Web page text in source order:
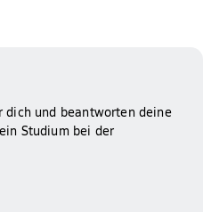
dich und beantworten deine
Studium bei der